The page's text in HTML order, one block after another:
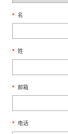
* 名
* 姓
* 邮箱
* 电话